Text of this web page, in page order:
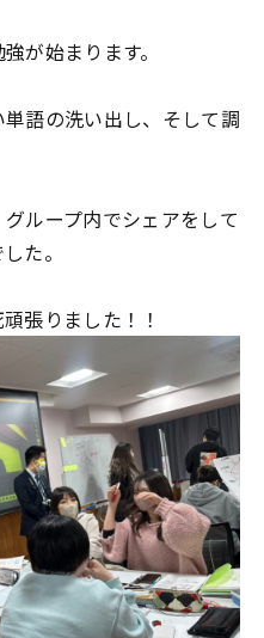
が始まります。
語の洗い出し、そして調
ループ内でシェアをして
た。
張りました！！